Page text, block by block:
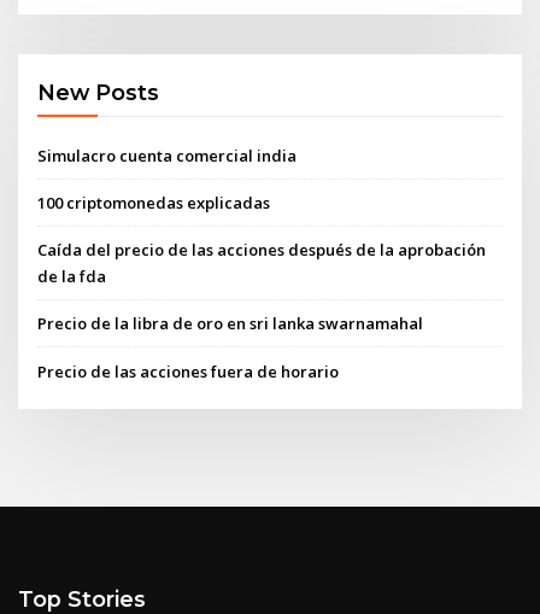
New Posts
Simulacro cuenta comercial india
100 criptomonedas explicadas
Caída del precio de las acciones después de la aprobación
de la fda
Precio de la libra de oro en sri lanka swarnamahal
Precio de las acciones fuera de horario
Top Stories